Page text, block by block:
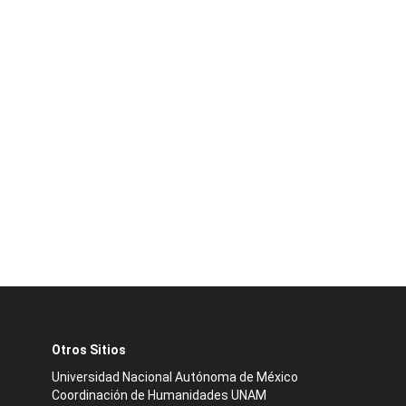
Otros Sitios
Universidad Nacional Autónoma de México
Coordinación de Humanidades UNAM